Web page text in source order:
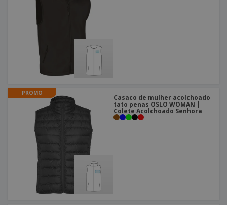
PROMO
Casaco de mulher acolchoado
tato penas OSLO WOMAN |
Colete Acolchoado Senhora